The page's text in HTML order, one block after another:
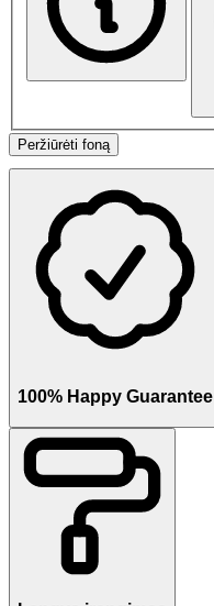
Peržiūrėti foną
100% Happy Guarantee